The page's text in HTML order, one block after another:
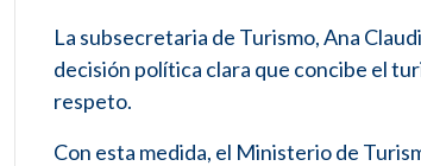
La subsecretaria de Turismo, Ana
decisión política clara que concibe el
respeto.
Con esta medida, el Ministerio de